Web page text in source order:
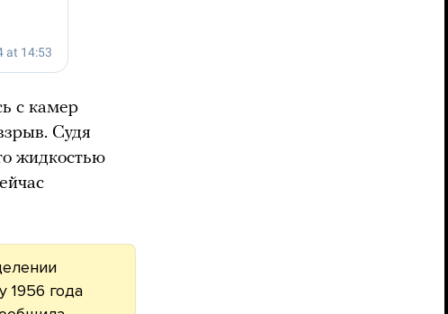
с камер
Судя
жидкостью
1956 года